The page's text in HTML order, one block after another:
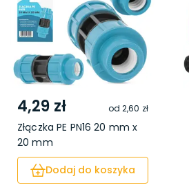
4,29 zł od2,60 zł
Złączka PE PN16 20 mm x
20 mm
Dodaj do koszyka